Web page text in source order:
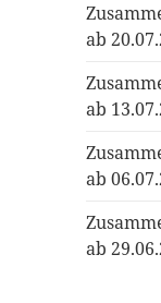
ab
ab
ab
ab